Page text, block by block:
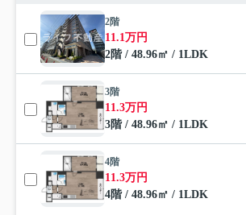
2階
11.1万円
2階 / 48.96㎡ / 1LDK
3階
11.3万円
3階 / 48.96㎡ / 1LDK
4階
11.3万円
4階 / 48.96㎡ / 1LDK